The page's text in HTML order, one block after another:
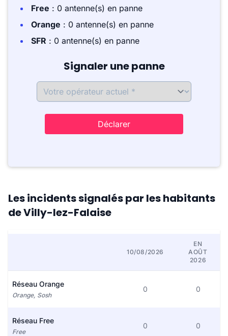
Free : 0 antenne(s) en panne
Orange : 0 antenne(s) en panne
SFR : 0 antenne(s) en panne
Signaler une panne
Déclarer
Les incidents signalés par les habitants
de Villy-lez-Falaise
10/08/2026
EN
AOÛT
2026
Réseau Orange
Orange, Sosh
0 0
Réseau Free
Free
0 0